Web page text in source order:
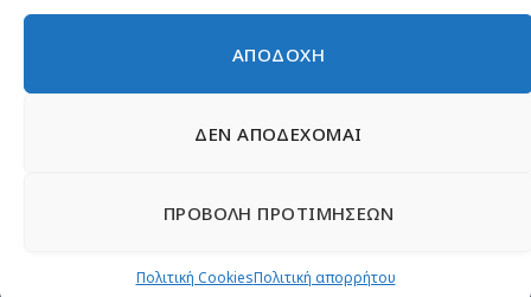
ΑΠΟΔΟΧΗ
ΔΕΝ ΑΠΟΔΕΧΟΜΑΙ
ΠΡΟΒΟΛΗ ΠΡΟΤΙΜΗΣΕΩΝ
Πολιτική CookiesΠολιτική απορρήτου
© 2026 Νίκη
Έντυπα
Εγγραφή μέλους
Γίνε φίλος